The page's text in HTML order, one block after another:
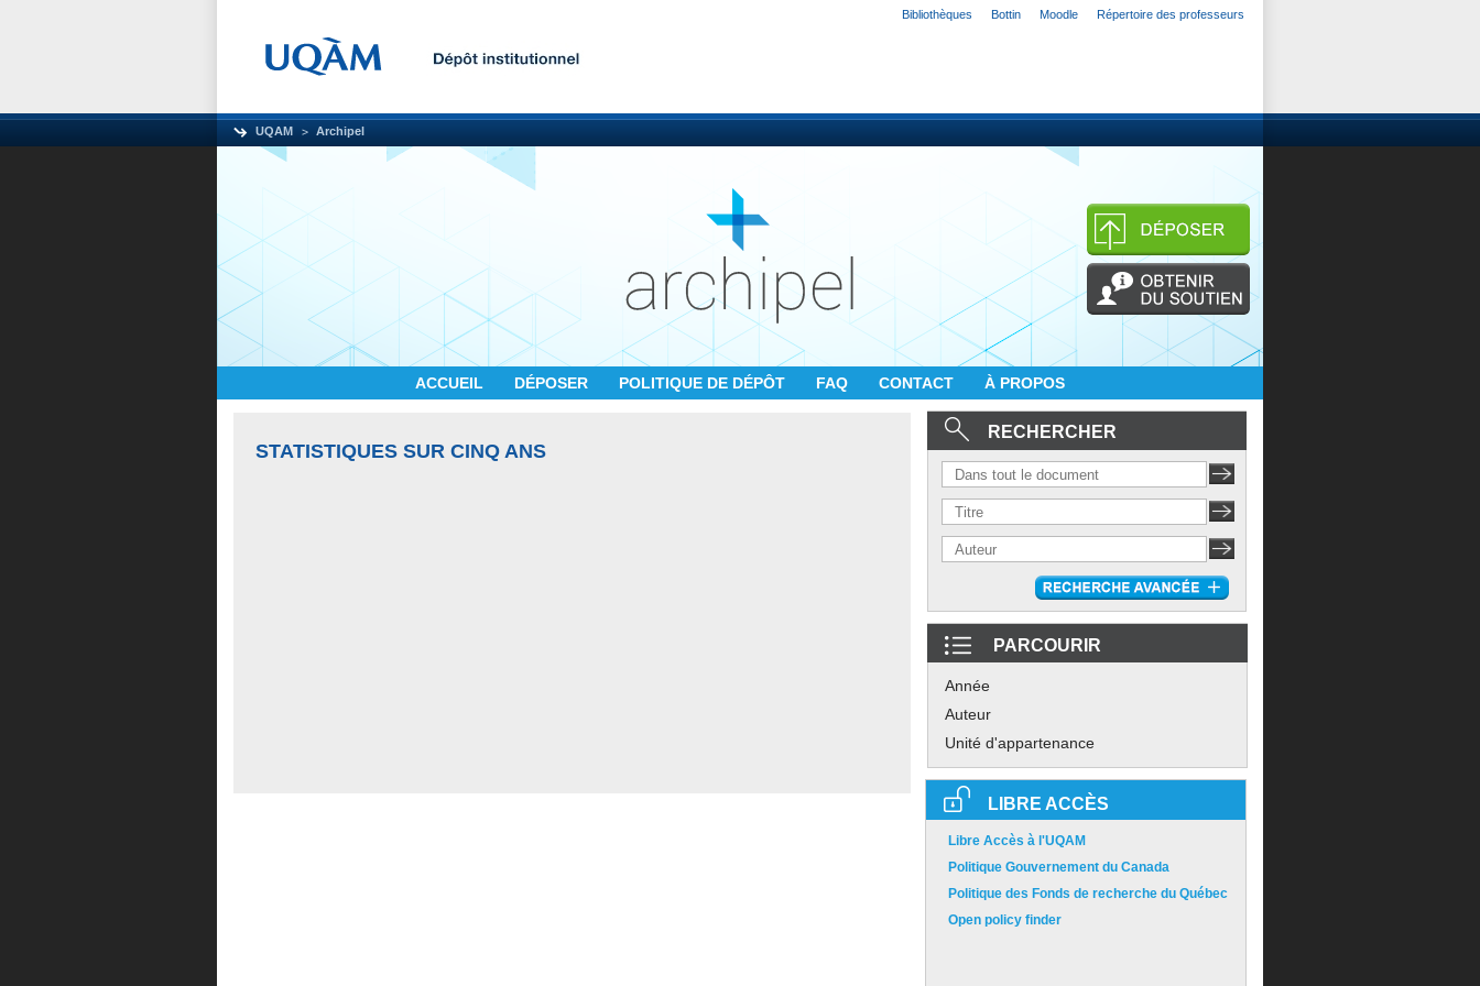
Bibliothèques Bottin Moodle Répertoire des professeurs
UQAM Archipel
ACCUEIL DÉPOSER POLITIQUE DE DÉPÔT FAQ CONTACT À PROPOS
STATISTIQUES SUR CINQ ANS
RECHERCHER
PARCOURIR
Année
Auteur
Unité d'appartenance
LIBRE ACCÈS
Libre Accès à l'UQAM
Politique Gouvernement du Canada
Politique des Fonds de recherche du Québec
Open policy finder